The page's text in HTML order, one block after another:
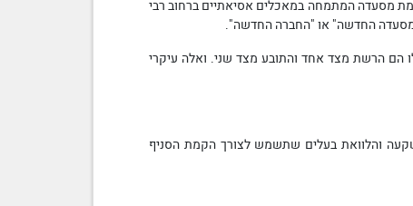
מסעדה המתמחה במאכלים אסיאתיים ברחוב רבי
הם הרשת מצד אחד והתובע מצד שני. ואלה עיקרי
והלוואת בעלים שתשמש לצורך הקמת הסניף